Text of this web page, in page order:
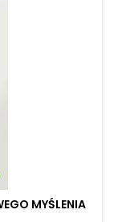
MYŚLENIA